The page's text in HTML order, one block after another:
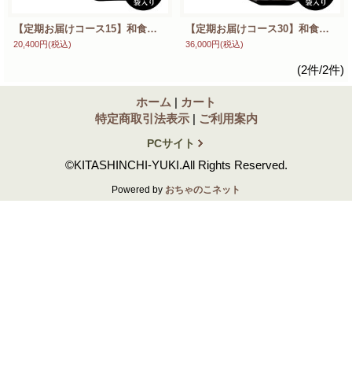
【定期お届けコース15】和食の原点 基本だし 15袋入×12ヶ月（年間合計13ヶ） 国産素材使用 保存料・化学調味料無添加 送料無料 10〜12月配達分で1ヶプレゼント
20,400円(税込)
【定期お届けコース30】和食の原点 基本だし 30袋入×12ヶ月（年間合計13ヶ） 国産素材使用 保存料・化学調味料無添加 送料無料 10〜12月配達分で1ヶプレゼント
36,000円(税込)
(2件/2件)
ホーム | カート
特定商取引法表示 | ご利用案内
PCサイト
©KITASHINCHI-YUKI.All Rights Reserved.
Powered by おちゃのこネット